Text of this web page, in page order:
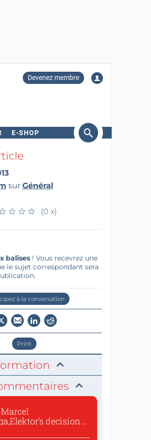
Devenez membre
E-SHOP
sur Général
★ ★ ★
★ ★ ★ (0 x)
balises! Vous recevrez une
le sujet correspondant sera
à la conversation
Print
decision